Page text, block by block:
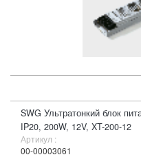
SWG Ультратонкий блок
IP20, 200W, 12V, XT-200-12
Артикул :
00-00003061